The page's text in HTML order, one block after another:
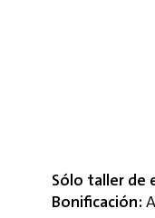
Sólo taller de
Bonificación: